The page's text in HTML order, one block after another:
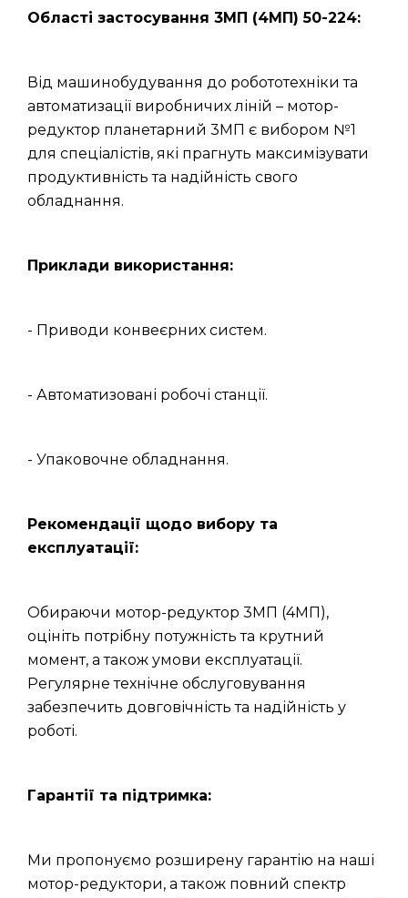
Області застосування 3МП (4МП) 50-224:
Від машинобудування до робототехніки та
автоматизації виробничих ліній – мотор-
редуктор планетарний 3МП є вибором №1
для спеціалістів, які прагнуть максимізувати
продуктивність та надійність свого
обладнання.
Приклади використання:
- Приводи конвеєрних систем.
- Автоматизовані робочі станції.
- Упаковочне обладнання.
Рекомендації щодо вибору та
експлуатації:
Обираючи мотор-редуктор 3МП (4МП),
оцініть потрібну потужність та крутний
момент, а також умови експлуатації.
Регулярне технічне обслуговування
забезпечить довговічність та надійність у
роботі.
Гарантії та підтримка:
Ми пропонуємо розширену гарантію на наші
мотор-редуктори, а також повний спектр